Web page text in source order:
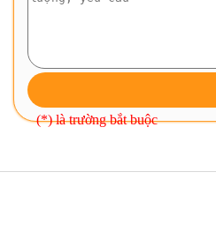
(*) là trường bắt buộc